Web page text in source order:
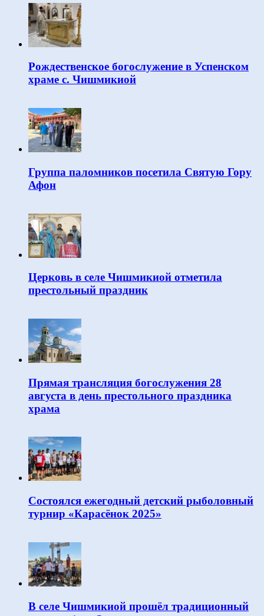
Рождественское богослужение в Успенском
храме с. Чишмикиой
Группа паломников посетила Святую Гору
Афон
Церковь в селе Чишмикиой отметила
престольный праздник
Прямая трансляция богослужения 28
августа в день престольного праздника
храма
Состоялся ежегодный детский рыболовный
турнир «Карасёнок 2025»
В селе Чишмикиой прошёл традиционный